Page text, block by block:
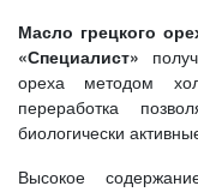
Масло грецкого
«Специалист»
ореха методом
переработка
биологически
Высокое